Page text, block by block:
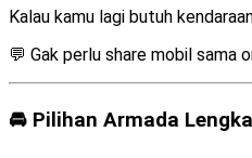
Kalau kamu lagi butuh
💬 Gak perlu share mobil sama
🚘 Pilihan Armada